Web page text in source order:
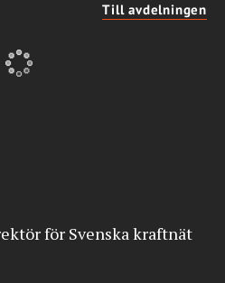
Till avdelningen
för Svenska kraftnät